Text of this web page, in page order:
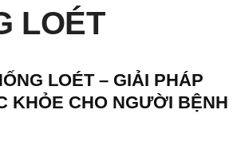
LOÉT
LOÉT – GIẢI PHÁP
KHỎE CHO NGƯỜI BỆNH